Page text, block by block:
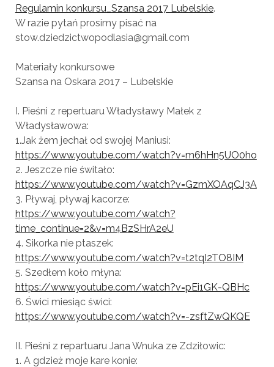
Regulamin konkursu_Szansa 2017 Lubelskie.
W razie pytań prosimy pisać na
stow.dziedzictwopodlasia@gmail.com
Materiały konkursowe
Szansa na Oskara 2017 – Lubelskie
I. Pieśni z repertuaru Władysławy Małek z
Władysławowa:
1.Jak żem jechał od swojej Maniusi:
https://www.youtube.com/watch?v=m6hHn5UO0ho
2. Jeszcze nie świtało:
https://www.youtube.com/watch?v=GzmXOAqCJ3A
3. Pływaj, pływaj kacorze:
https://www.youtube.com/watch?
time_continue=2&v=m4BzSHrA2eU
4. Sikorka nie ptaszek:
https://www.youtube.com/watch?v=t2tqI2TO8IM
5. Szedłem koło młyna:
https://www.youtube.com/watch?v=pEi1GK-QBHc
6. Świci miesiąc świci:
https://www.youtube.com/watch?v=-zsftZwQKQE
II. Pieśni z repartuaru Jana Wnuka ze Zdziłowic:
1. A gdzież moje kare konie: